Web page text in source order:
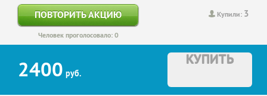
Купили: 3
ПОВТОРИТЬ АКЦИЮ
Человек проголосовало: 0
2400 руб.
КУПИТЬ